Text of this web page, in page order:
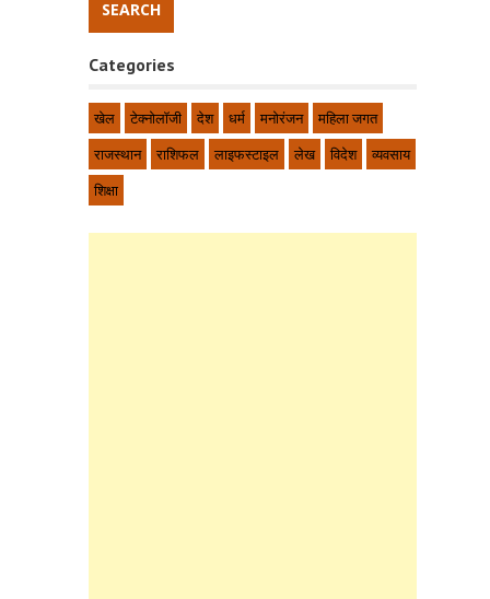
Categories
खेल टेक्नोलॉजी देश धर्म मनोरंजन
महिला जगत
राजस्थान
राशिफल लाइफस्टाइल लेख विदेश
व्यवसाय
शिक्षा